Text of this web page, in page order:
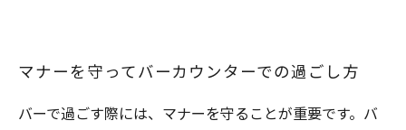
マナーを守ってバーカウンターでの過ごし方
バーで過ごす際には、マナーを守ることが重要です。バ